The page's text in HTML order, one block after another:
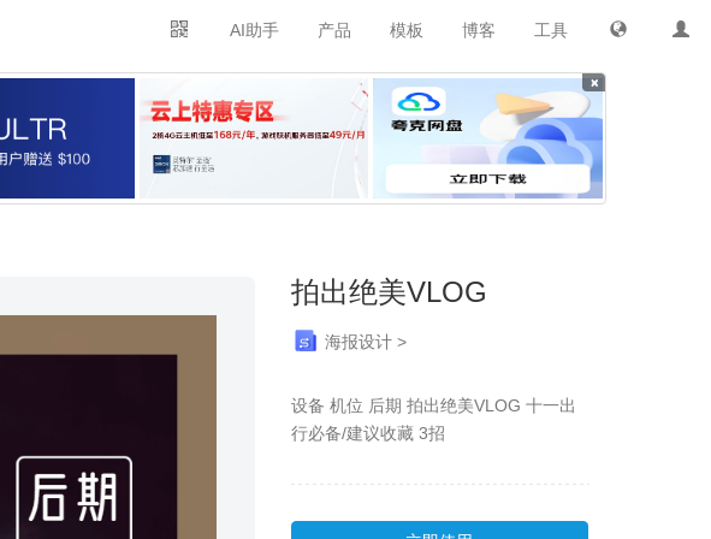
工具
博客
模板
产品
AI助手
×
拍出绝美VLOG
海报设计 >
设备 机位 后期 拍出绝美VLOG 十一出
行必备/建议收藏 3招